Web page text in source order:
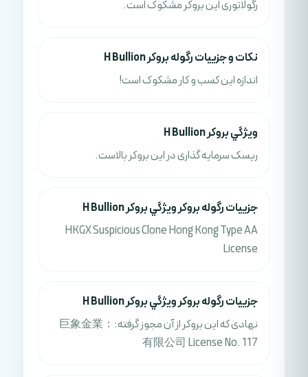
رگولاتوری این بروکر مشکوک است.
نکات و جزييات رگوله بروکر H Bullion
اندازه این کسب و کار مشکوک است!
ويژگي بروکر H Bullion
ریسک سرمایه گذاری در این بروکر بالاست.
جزييات رگوله بروکر ويژگي بروکر H Bullion
HKGX Suspicious Clone Hong Kong Type AA
License
جزييات رگوله بروکر ويژگي بروکر H Bullion
نهادی که این بروکر از آن مجوز گرفته:：巨象金業
有限公司 License No. 117